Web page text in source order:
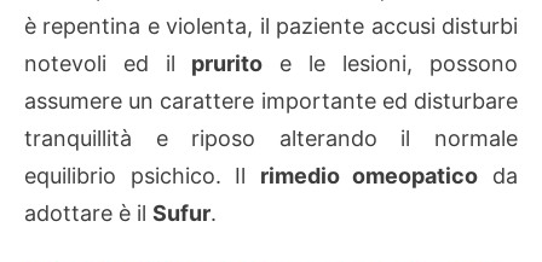
è repentina e violenta, il paziente accusi disturbi
notevoli ed il prurito e le lesioni, possono
assumere un carattere importante ed disturbare
tranquillità e riposo alterando il normale
equilibrio psichico. Il rimedio omeopatico da
adottare è il Sufur.